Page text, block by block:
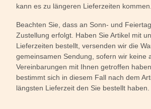
kann es zu längeren Lieferzeiten kommen.
Beachten Sie, dass an Sonn- und
Zustellung erfolgt. Haben Sie Artikel mit
Lieferzeiten bestellt, versenden wir die
gemeinsamen Sendung, sofern wir keine
Vereinbarungen mit Ihnen getroffen
bestimmt sich in diesem Fall nach dem
längsten Lieferzeit den Sie bestellt haben.